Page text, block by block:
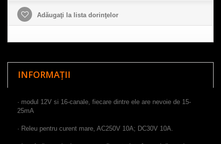
Adăugaţi la lista dorinţelor
INFORMAȚII
· modul 12V si 16-canale fiecare dintre ele are nevoie de 15-
25mA
· Releu pentru curent mare AC250V 10A; DC30V 10A